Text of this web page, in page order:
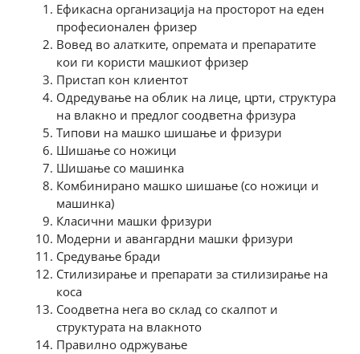
Ефикасна организација на просторот на еден
професионален фризер
Вовед во алатките, опремата и препаратите
кои ги користи машкиот фризер
Пристап кон клиентот
Одредување на облик на лице, црти, структура
на влакно и предлог соодветна фризура
Типови на машко шишање и фризури
Шишање со ножици
Шишање со машинка
Комбинирано машко шишање (со ножици и
машинка)
Класични машки фризури
Модерни и авангардни машки фризури
Средување бради
Стилизирање и препарати за стилизирање на
коса
Соодветна нега во склад со скалпот и
структурата на влакното
Правилно одржување